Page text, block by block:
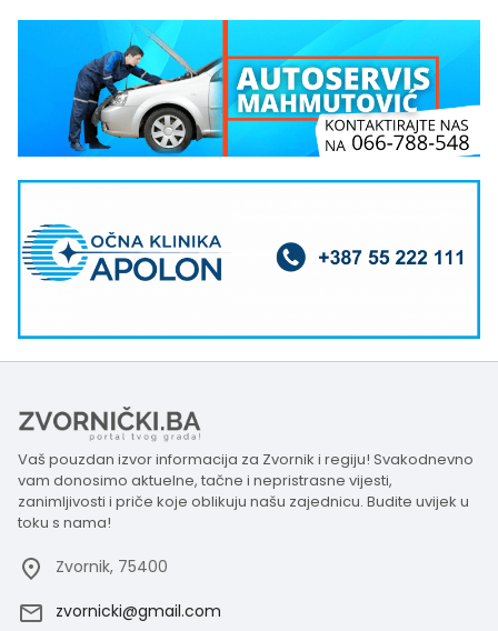
Vaš pouzdan izvor informacija za Zvornik i regiju! Svakodnevno
vam donosimo aktuelne, tačne i nepristrasne vijesti,
zanimljivosti i priče koje oblikuju našu zajednicu. Budite uvijek u
toku s nama!
Zvornik, 75400
zvornicki@gmail.com